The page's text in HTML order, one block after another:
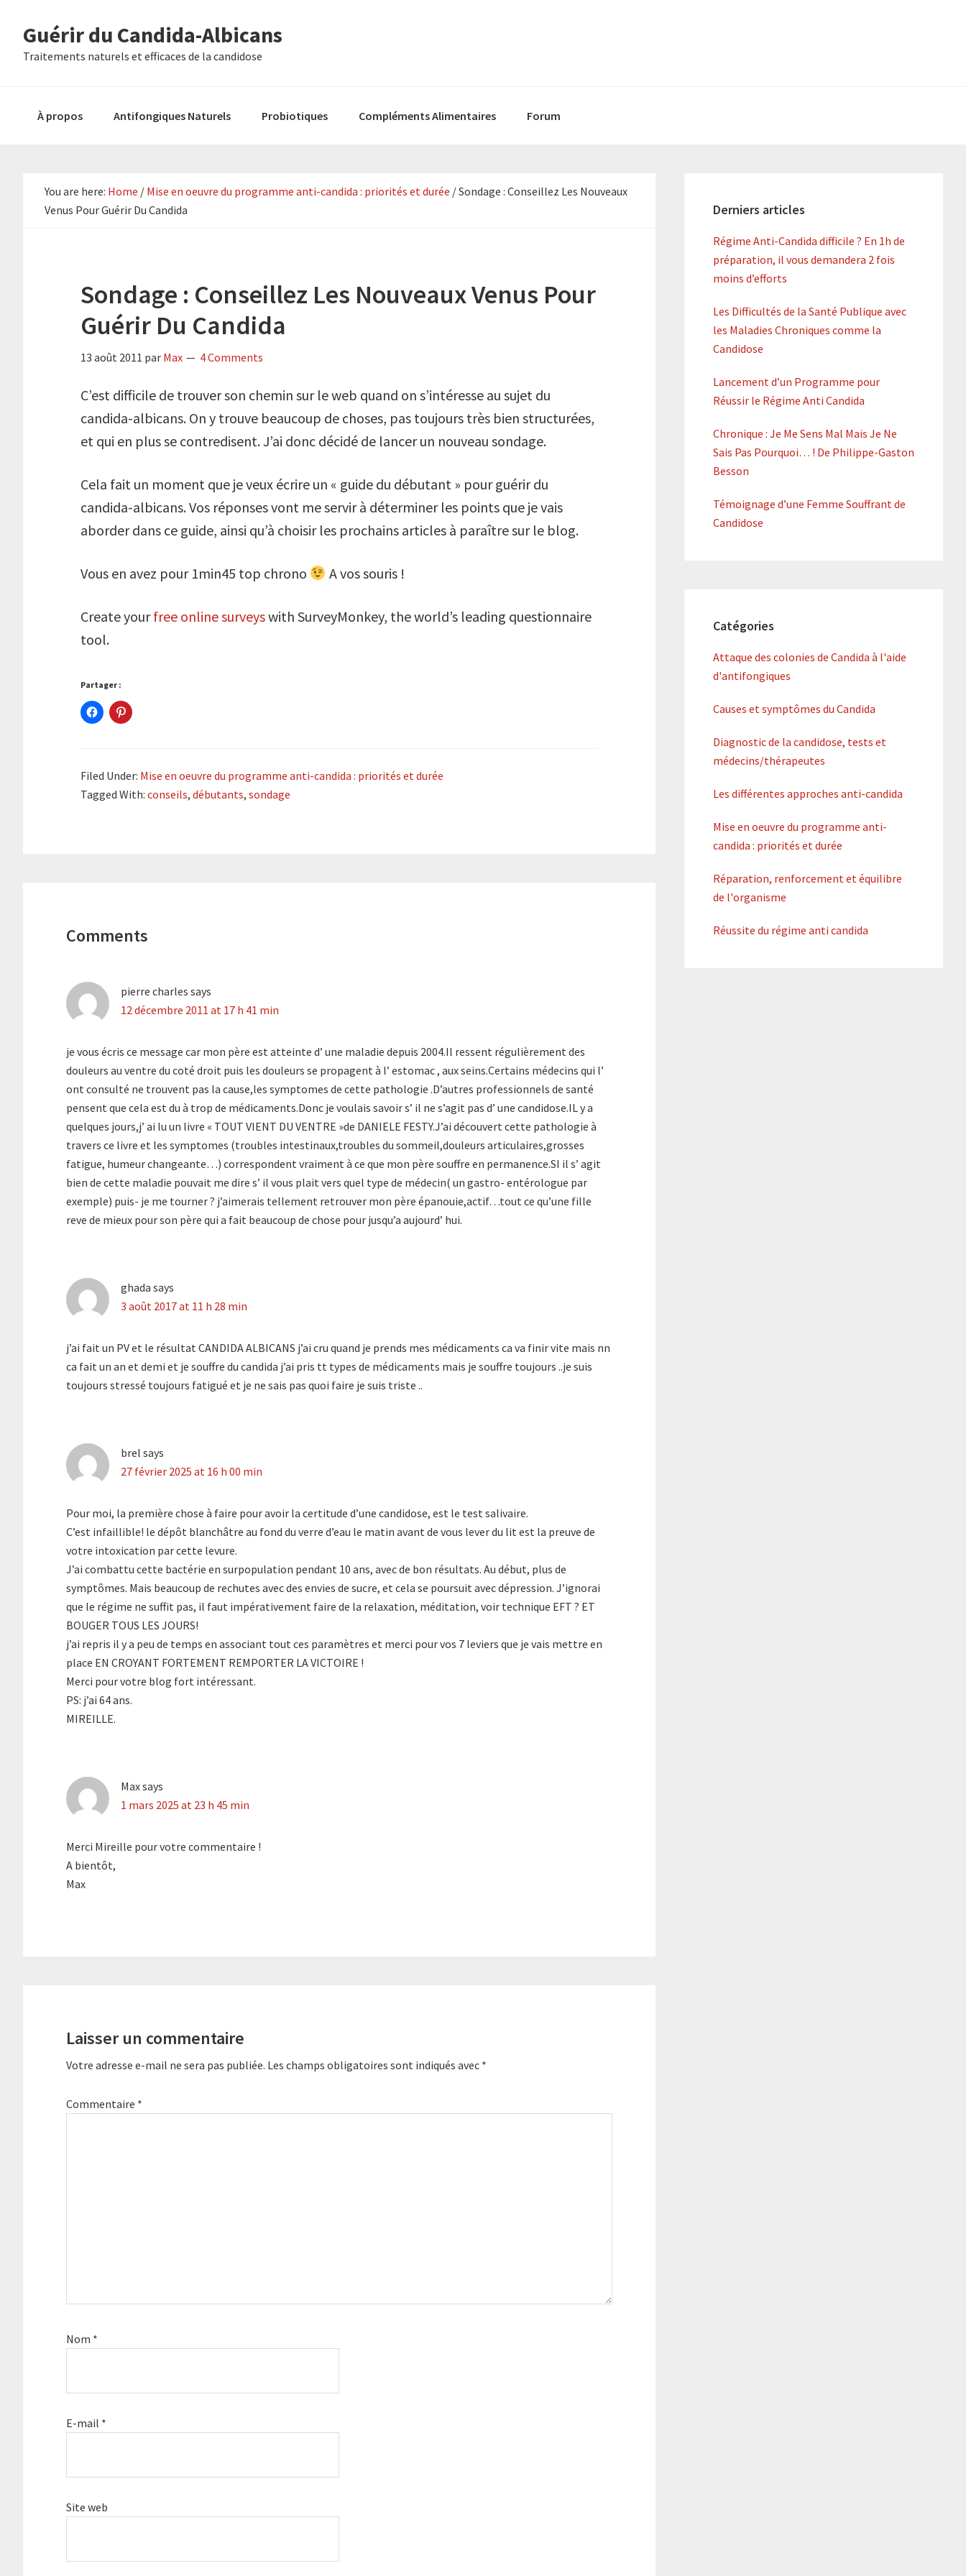
primary
main
primary
Guérir du Candida-Albicans
Traitements naturels et efficaces de la candidose
À propos Antifongiques Naturels Probiotiques Compléments Alimentaires Forum
You are here: Home / Mise en oeuvre du programme anti-candida : priorités et durée /Sondage : Conseillez Les Nouveaux
Venus Pour Guérir Du Candida
Sondage : Conseillez Les Nouveaux Venus Pour
Guérir Du Candida
13 août 2011 par Max 4 Comments
C’est difficile de trouver son chemin sur le web quand on s’intéresse au sujet du
candida-albicans. On y trouve beaucoup de choses, pas toujours très bien structurées,
et qui en plus se contredisent. J’ai donc décidé de lancer un nouveau sondage.
Cela fait un moment que je veux écrire un « guide du débutant » pour guérir du
candida-albicans. Vos réponses vont me servir à déterminer les points que je vais
aborder dans ce guide, ainsi qu’à choisir les prochains articles à paraître sur le blog.
Vous en avez pour 1min45 top chrono A vos souris !
Create yourfree online surveyswith SurveyMonkey, the world’s leading questionnaire
tool.
Partager :
Filed Under: Mise en oeuvre du programme anti-candida : priorités et durée
Tagged With: conseils, débutants, sondage
Comments
pierre charles says
12 décembre 2011 at 17 h 41 min
je vous écris ce message car mon père est atteinte d’ une maladie depuis 2004.Il ressent régulièrement des
douleurs au ventre du coté droit puis les douleurs se propagent à l’ estomac , aux seins.Certains médecins qui l’
ont consulté ne trouvent pas la cause,les symptomes de cette pathologie .D’autres professionnels de santé
pensent que cela est du à trop de médicaments.Donc je voulais savoir s’ il ne s’agit pas d’ une candidose.IL y a
quelques jours,j’ ai lu un livre « TOUT VIENT DU VENTRE »de DANIELE FESTY.J’ai découvert cette pathologie à
travers ce livre et les symptomes (troubles intestinaux,troubles du sommeil,douleurs articulaires,grosses
fatigue, humeur changeante…) correspondent vraiment à ce que mon père souffre en permanence.SI il s’ agit
bien de cette maladie pouvait me dire s’ il vous plait vers quel type de médecin( un gastro- entérologue par
exemple) puis- je me tourner ? j’aimerais tellement retrouver mon père épanouie,actif…tout ce qu’une fille
reve de mieux pour son père qui a fait beaucoup de chose pour jusqu’a aujourd’ hui.
ghada says
3 août 2017 at 11 h 28 min
j’ai fait un PV et le résultat CANDIDA ALBICANS j’ai cru quand je prends mes médicaments ca va finir vite mais nn
ca fait un an et demi et je souffre du candida j’ai pris tt types de médicaments mais je souffre toujours ..je suis
toujours stressé toujours fatigué et je ne sais pas quoi faire je suis triste ..
brel says
27 février 2025 at 16 h 00 min
Pour moi, la première chose à faire pour avoir la certitude d’une candidose, est le test salivaire.
C’est infaillible! le dépôt blanchâtre au fond du verre d’eau le matin avant de vous lever du lit est la preuve de
votre intoxication par cette levure.
J’ai combattu cette bactérie en surpopulation pendant 10 ans, avec de bon résultats. Au début, plus de
symptômes. Mais beaucoup de rechutes avec des envies de sucre, et cela se poursuit avec dépression. J’ignorai
que le régime ne suffit pas, il faut impérativement faire de la relaxation, méditation, voir technique EFT ? ET
BOUGER TOUS LES JOURS!
j’ai repris il y a peu de temps en associant tout ces paramètres et merci pour vos 7 leviers que je vais mettre en
place EN CROYANT FORTEMENT REMPORTER LA VICTOIRE !
Merci pour votre blog fort intéressant.
PS: j’ai 64 ans.
MIREILLE.
Maxsays
1 mars 2025 at 23 h 45 min
Merci Mireille pour votre commentaire !
A bientôt,
Max
Laisser un commentaire
Votre adresse e-mail ne sera pas publiée. Les champs obligatoires sont indiqués avec *
Commentaire *
Nom *
E-mail *
Site web
Sidebar
Derniers articles
Régime Anti-Candida difficile ? En 1h de
préparation, il vous demandera 2 fois
moins d’efforts
Les Difficultés de la Santé Publique avec
les Maladies Chroniques comme la
Candidose
Lancement d’un Programme pour
Réussir le Régime Anti Candida
Chronique : Je Me Sens Mal Mais Je Ne
Sais Pas Pourquoi… ! De Philippe-Gaston
Besson
Témoignage d’une Femme Souffrant de
Candidose
Catégories
Attaque des colonies de Candida à l'aide
d'antifongiques
Causes et symptômes du Candida
Diagnostic de la candidose, tests et
médecins/thérapeutes
Les différentes approches anti-candida
Mise en oeuvre du programme anti-
candida : priorités et durée
Réparation, renforcement et équilibre
de l'organisme
Réussite du régime anti candida